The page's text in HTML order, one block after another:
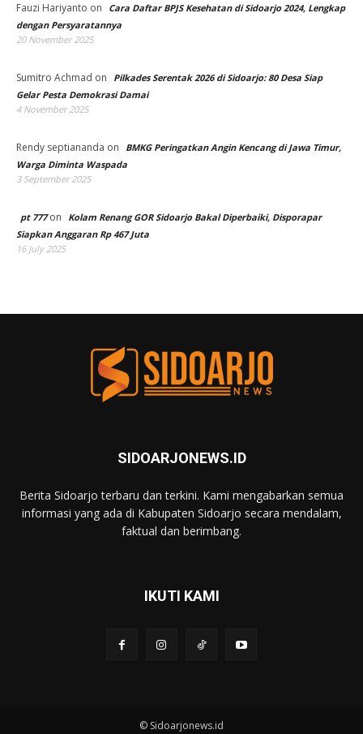
Fauzi Hariyanto on
Cara Daftar BPJS Kesehatan di Sidoarjo 2024, Lengkap
dengan Persyaratannya
20 November 2025
Sumitro Achmad on
Pilkades Serentak 2026 di Sidoarjo: 80 Desa Siap
Gelar Pesta Demokrasi Damai
4 November 2025
Rendy septiananda on
BMKG Peringatkan Angin Kencang di Jawa Timur,
Warga Diminta Waspada
3 September 2025
pt 777on
Kolam Renang GOR Sidoarjo Bakal Diperbaiki, Disporapar
Siapkan Anggaran Rp 467 Juta
16 July 2025
SIDOARJONEWS.ID
Berita Sidoarjo terbaru dan terkini. Kami mengabarkan semua
informasi yang ada di Kabupaten Sidoarjo secara mendalam,
faktual dan berimbang.
IKUTI KAMI
© Sidoarjonews.id